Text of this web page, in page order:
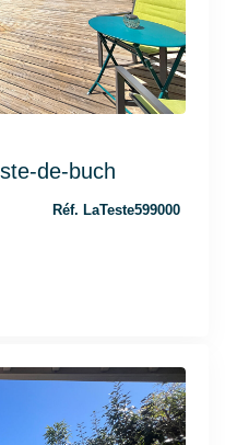
de-buch
Réf. LaTeste599000